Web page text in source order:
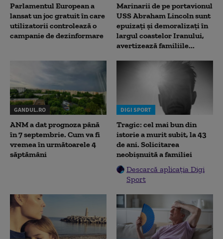
Parlamentul European a
lansat un joc gratuit în care
utilizatorii controlează o
campanie de dezinformare
Marinarii de pe portavionul
USS Abraham Lincoln sunt
epuizați și demoralizați în
largul coastelor Iranului,
avertizează familiile...
GANDUL.RO
ANM a dat prognoza până
în 7 septembrie. Cum va fi
vremea în următoarele 4
săptămâni
DIGI SPORT
Tragic: cel mai bun din
istorie a murit subit, la 43
de ani. Solicitarea
neobișnuită a familiei
Descarcă aplicația Digi
Sport